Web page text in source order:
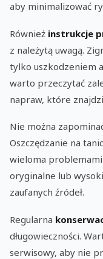
aby minimalizować
Również instrukcje
z należytą uwagą.
tylko uszkodzeniem
warto przeczytać
napraw, które
Nie można
Oszczędzanie na
wieloma problemami
oryginalne lub
zaufanych źródeł.
Regularna
długowieczności.
serwisowy, aby nie